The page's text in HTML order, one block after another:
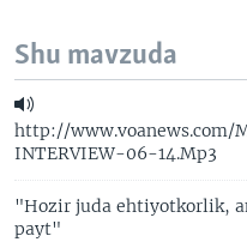
Shu mavzuda
http://www.voanews.com/
INTERVIEW-06-14.Mp3
"Hozir juda ehtiyotkorlik,
payt"